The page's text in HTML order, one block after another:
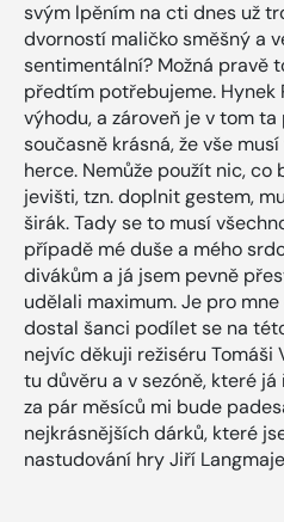
svým lpěním na cti dnes už
dvorností maličko směšný a
sentimentální? Možná pravě
předtím potřebujeme. Hynek
výhodu, a zároveň je v tom
současně krásná, že vše
herce. Nemůže použít nic, co
jevišti, tzn. doplnit gestem,
širák. Tady se to musí
případě mé duše a mého
divákům a já jsem pevně
udělali maximum. Je pro
dostal šanci podílet se na
nejvíc děkuji režiséru
tu důvěru a v sezóně, které
za pár měsíců mi bude
nejkrásnějších dárků, které
nastudování hry Jiří